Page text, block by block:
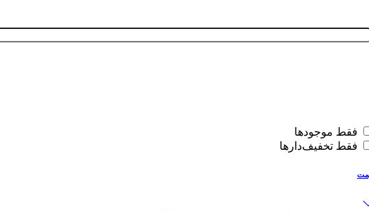
فقط موجودها
فقط تخفیف‌دارها
قیمت